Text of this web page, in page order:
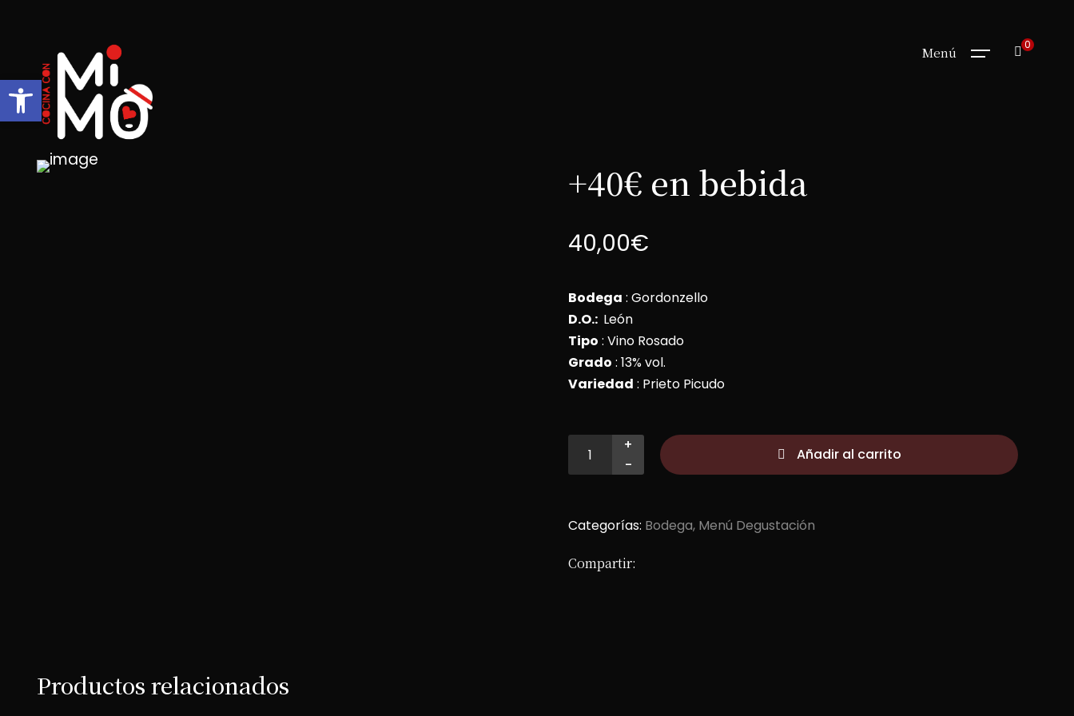
Menú 0
+40€ en bebida
40,00€
Bodega : Gordonzello
D.O.: León
Tipo : Vino Rosado
Grado : 13% vol.
Variedad : Prieto Picudo
+
-
Añadir al carrito
Categorías: Bodega Menú Degustación
Compartir:
Productos relacionados
Abrir barra de herramientas